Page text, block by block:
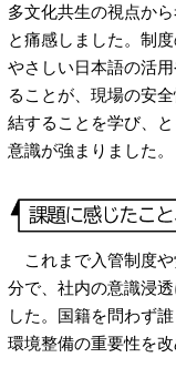
多文化共生の視点か
と痛感しました。制
やさしい日本語の活
ることが、現場の安
結することを学び、
意識が強まりました。
これまで入管制度
分で、社内の意識浸
した。国籍を問わず
環境整備の重要性を改